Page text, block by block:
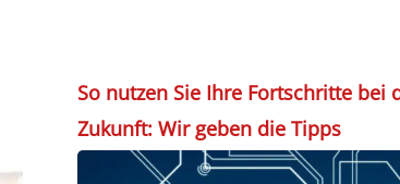
So nutzen Sie Ihre Fortschritte
Zukunft: Wir geben die Tipps